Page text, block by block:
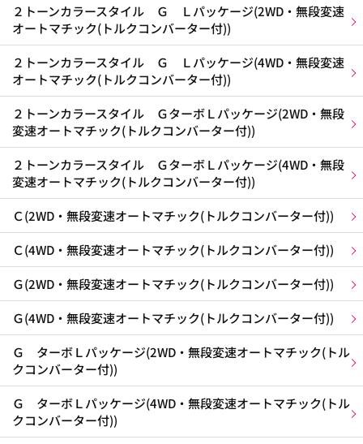
２トーンカラースタイル Ｇ Ｌパッケージ(2WD・無段変速
オートマチック(トルクコンバーター付))
２トーンカラースタイル Ｇ Ｌパッケージ(4WD・無段変速
オートマチック(トルクコンバーター付))
２トーンカラースタイル ＧターボＬパッケージ(2WD・無段
変速オートマチック(トルクコンバーター付))
２トーンカラースタイル ＧターボＬパッケージ(4WD・無段
変速オートマチック(トルクコンバーター付))
Ｃ(2WD・無段変速オートマチック(トルクコンバーター付))
Ｃ(4WD・無段変速オートマチック(トルクコンバーター付))
Ｇ(2WD・無段変速オートマチック(トルクコンバーター付))
Ｇ(4WD・無段変速オートマチック(トルクコンバーター付))
Ｇ ターボＬパッケージ(2WD・無段変速オートマチック(トル
クコンバーター付))
Ｇ ターボＬパッケージ(4WD・無段変速オートマチック(トル
クコンバーター付))